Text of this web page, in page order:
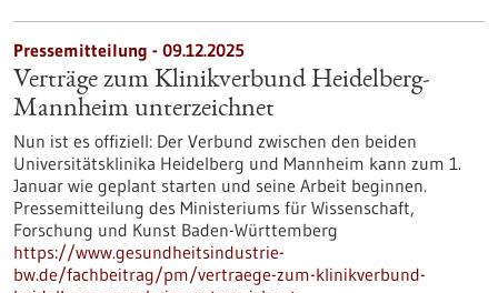
Pressemitteilung - 09.12.2025
Verträge zum Klinikverbund Heidelberg-
Mannheim unterzeichnet
Nun ist es offiziell: Der Verbund zwischen den beiden
Universitätsklinika Heidelberg und Mannheim kann zum 1.
Januar wie geplant starten und seine Arbeit beginnen.
Pressemitteilung des Ministeriums für Wissenschaft,
Forschung und Kunst Baden-Württemberg
https://www.gesundheitsindustrie-
bw.de/fachbeitrag/pm/vertraege-zum-klinikverbund-